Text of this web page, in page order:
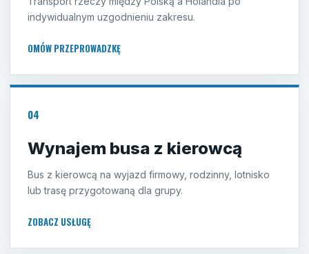
indywidualnym uzgodnieniu zakresu.
OMÓW PRZEPROWADZKĘ
04
Wynajem busa z kierowcą
Bus z kierowcą na wyjazd firmowy, rodzinny, lotnisko
lub trasę przygotowaną dla grupy.
ZOBACZ USŁUGĘ